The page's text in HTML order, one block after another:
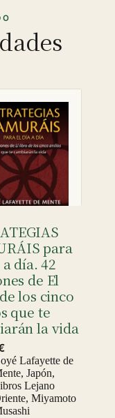
para
día. 42
de El
los cinco
que te
la vida
Lafayette de
, Japón,
Lejano
, Miyamoto